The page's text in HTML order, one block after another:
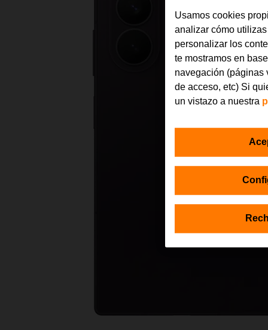
Usamos cookies
analizar cómo
personalizar los
te mostramos en
navegación (páginas
de acceso, etc) Si
un vistazo a nuestra